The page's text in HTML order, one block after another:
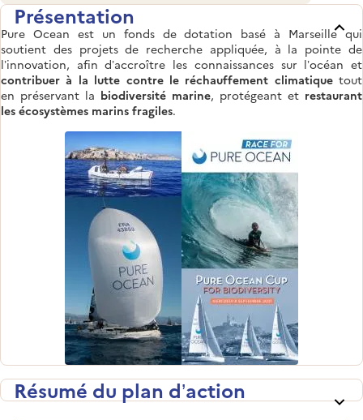
Présentation
Pure Ocean est un fonds de dotation basé à Marseillequi
soutient des projets de recherche appliquée, à la pointe de
l’innovation, afin d’accroître les connaissances sur l’océan et
contribuer à la lutte contre le réchauffement climatique tout
en préservant la biodiversité marine, protégeant et restaurant
les écosystèmes marins fragiles.
Résumé du plan d’action